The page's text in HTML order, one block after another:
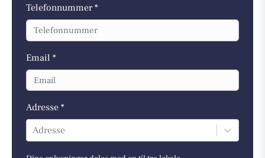
Telefonnummer *
Email *
Adresse *
Adresse